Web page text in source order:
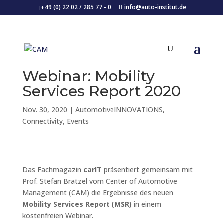
+49 (0) 22 02 / 285 77 - 0 info@auto-institut.de
Webinar: Mobility
Services Report 2020
Nov. 30, 2020 | AutomotiveINNOVATIONS,
Connectivity, Events
Das Fachmagazin carIT präsentiert gemeinsam mit
Prof. Stefan Bratzel vom Center of Automotive
Management (CAM) die Ergebnisse des neuen
Mobility Services Report (MSR) in einem
kostenfreien Webinar.